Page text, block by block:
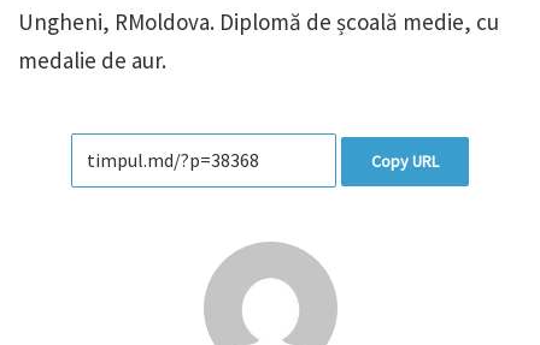
Ungheni, RMoldova. Diplomă de școală medie, cu
medalie de aur.
Copy URL